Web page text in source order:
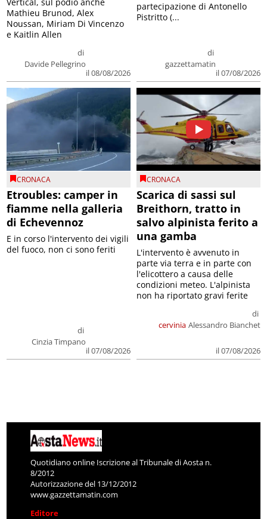
di
Davide Pellegrino
il 08/08/2026
Vertical, sul podio anche
Mathieu Brunod, Alex
Noussan, Miriam Di Vincenzo
e Kaitlin Allen
di
gazzettamatin
il 07/08/2026
partecipazione di Antonello
Pistritto (...
CRONACA
Etroubles: camper in
fiamme nella galleria
di Echevennoz
di
Cinzia Timpano
il 07/08/2026
E in corso l'intervento dei vigili
del fuoco, non ci sono feriti
CRONACA
Scarica di sassi sul
Breithorn, tratto in
salvo alpinista ferito a
una gamba
cervinia
di
Alessandro Bianchet
il 07/08/2026
L'intervento è avvenuto in
parte via terra e in parte con
l'elicottero a causa delle
condizioni meteo. L'alpinista
non ha riportato gravi ferite
Quotidiano online Iscrizione al Tribunale di Aosta n.
8/2012
Autorizzazione del 13/12/2012
www.gazzettamatin.com
Editore